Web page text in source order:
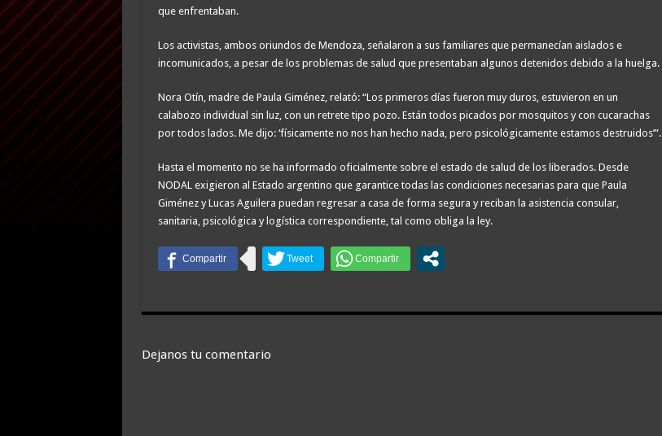
que enfrentaban.
Los activistas, ambos oriundos de Mendoza, señalaron a sus familiares que permanecían aislados e
incomunicados, a pesar de los problemas de salud que presentaban algunos detenidos debido a la huelga.
Nora Otín, madre de Paula Giménez, relató: “Los primeros días fueron muy duros, estuvieron en un
calabozo individual sin luz, con un retrete tipo pozo. Están todos picados por mosquitos y con cucarachas
por todos lados. Me dijo: ‘físicamente no nos han hecho nada, pero psicológicamente estamos destruidos’”.
Hasta el momento no se ha informado oficialmente sobre el estado de salud de los liberados. Desde
NODAL exigieron al Estado argentino que garantice todas las condiciones necesarias para que Paula
Giménez y Lucas Aguilera puedan regresar a casa de forma segura y reciban la asistencia consular,
sanitaria, psicológica y logística correspondiente, tal como obliga la ley.
Dejanos tu comentario